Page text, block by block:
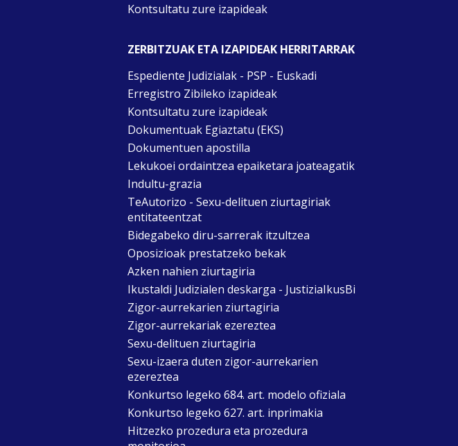
Kontsultatu zure izapideak
ZERBITZUAK ETA IZAPIDEAK HERRITARRAK
Espediente Judizialak - PSP - Euskadi
Erregistro Zibileko izapideak
Kontsultatu zure izapideak
Dokumentuak Egiaztatu (EKS)
Dokumentuen apostilla
Lekukoei ordaintzea epaiketara joateagatik
Indultu-grazia
TeAutorizo - Sexu-delituen ziurtagiriak
entitateentzat
Bidegabeko diru-sarrerak itzultzea
Oposizioak prestatzeko bekak
Azken nahien ziurtagiria
Ikustaldi Judizialen deskarga - JustiziaIkusBi
Zigor-aurrekarien ziurtagiria
Zigor-aurrekariak ezereztea
Sexu-delituen ziurtagiria
Sexu-izaera duten zigor-aurrekarien
ezereztea
Konkurtso legeko 684. art. modelo ofiziala
Konkurtso legeko 627. art. inprimakia
Hitzezko prozedura eta prozedura